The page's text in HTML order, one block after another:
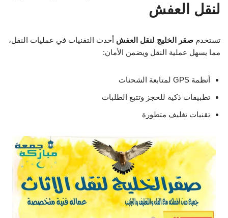
لنقل العفش
تستخدم صقر الخليج لنقل العفش أحدث التقنيات في عمليات النقل،
مما يسهل عملية النقل ويضمن الأمان:
أنظمة GPS لمتابعة الشحنات
تطبيقات ذكية للحجز وتتبع الطلبات
تقنيات تغليف متطورة